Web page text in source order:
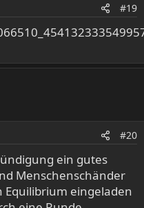
#19
#20
ein gutes
Menschenschänder
eingeladen